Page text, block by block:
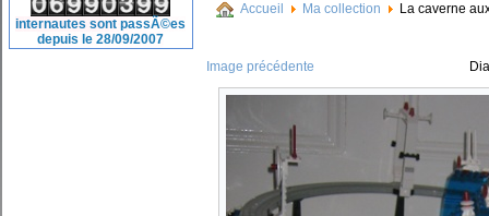
internautes sont passÃ©es
depuis le 28/09/2007
Accueil Ma collection La caverne
Image précédente